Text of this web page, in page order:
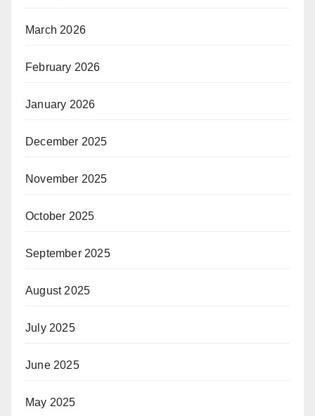
March 2026
February 2026
January 2026
December 2025
November 2025
October 2025
September 2025
August 2025
July 2025
June 2025
May 2025